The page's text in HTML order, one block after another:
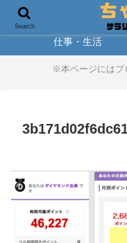
製品レビュー
仕事・生活
※本ページにはプ
Search